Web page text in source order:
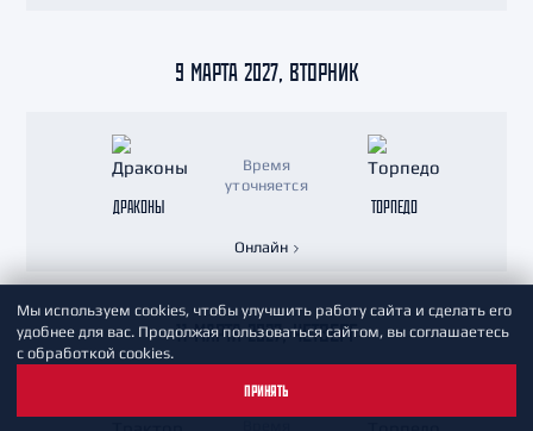
9 МАРТА 2027, ВТОРНИК
ДРАКОНЫ
Время
уточняется
ТОРПЕДО
Онлайн
11 МАРТА 2027, ЧЕТВЕРГ
Мы используем cookies, чтобы улучшить работу сайта и сделать его
удобнее для вас. Продолжая пользоваться сайтом, вы соглашаетесь
с обработкой cookies.
ПРИНЯТЬ